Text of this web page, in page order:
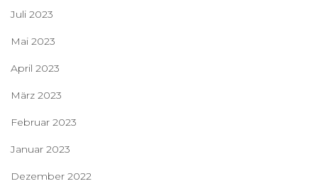
Juli 2023
Mai 2023
April 2023
März 2023
Februar 2023
Januar 2023
Dezember 2022